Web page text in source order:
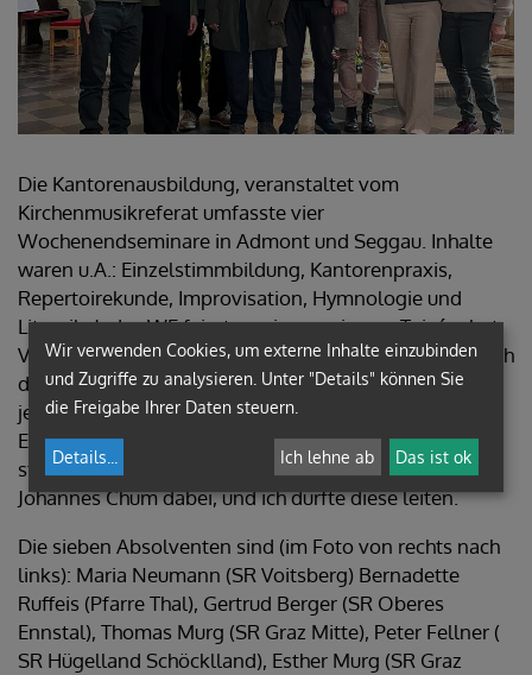
Die Kantorenausbildung, veranstaltet vom
Kirchenmusikreferat umfasste vier
Wochenendseminare in Admont und Seggau. Inhalte
waren u.A.: Einzelstimmbildung, Kantorenpraxis,
Repertoirekunde, Improvisation, Hymnologie und
Liturgik. Jedes WE feierten wir gemeinsam Taizégebet,
Vesper und die Messe am Sonntag (Foto entstand nach
der Sonntagsmesse in Frauenberg), wobei die TN
jeweils mit unterschiedlichen Kantorengesängen im
Einsatz waren. Die Ausbildung fand zum sechsten Mal
statt. Als Stimmbildner waren Sonja Schadler und
Johannes Chum dabei, und ich durfte diese leiten.
Die sieben Absolventen sind (im Foto von rechts nach
links): Maria Neumann (SR Voitsberg) Bernadette
Ruffeis (Pfarre Thal), Gertrud Berger (SR Oberes
Ennstal), Thomas Murg (SR Graz Mitte), Peter Fellner (
SR Hügelland Schöcklland), Esther Murg (SR Graz
Wir verwenden Cookies, um externe Inhalte einzubinden
und Zugriffe zu analysieren. Unter "Details" können Sie
die Freigabe Ihrer Daten steuern.
Details Ich lehne ab Das ist ok